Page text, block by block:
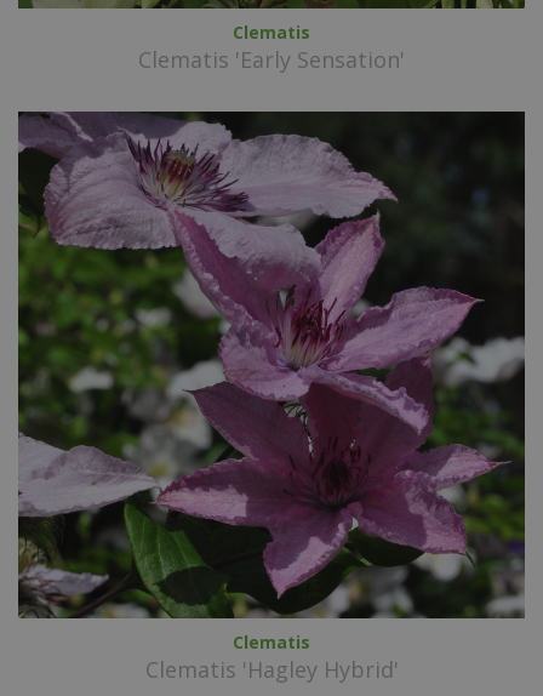
Clematis
Clematis 'Early Sensation'
Clematis
Clematis 'Hagley Hybrid'